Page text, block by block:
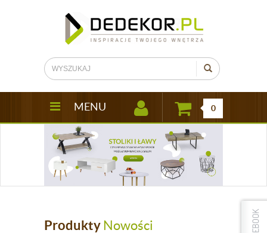
MENU 0
Produkty Nowości